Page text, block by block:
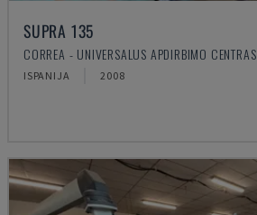
SUPRA 135
CORREA - UNIVERSALUS APDIRBIMO CENTRAS
ISPANIJA 2008